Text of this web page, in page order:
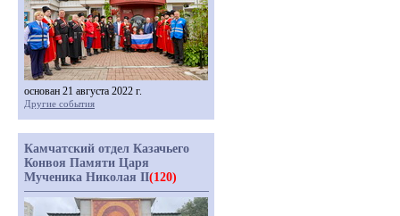
основан 21 августа 2022 г.
Другие события
Камчатский отдел Казачьего
Конвоя Памяти Царя
Мученика Николая II(120)